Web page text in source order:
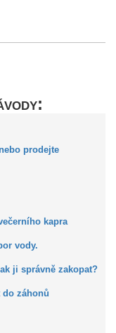
prodejte
kapra
vody.
ji správně zakopat?
do záhonů